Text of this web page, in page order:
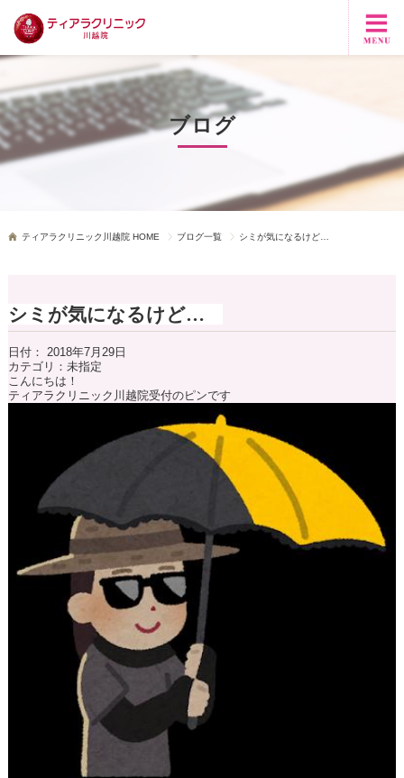
ブログ
ティアラクリニック川越院 HOME ブログ一覧 シミが気になるけど…
シミが気になるけど…
日付： 2018年7月29日
カテゴリ： 未指定
こんにちは！
ティアラクリニック川越院受付のピンです